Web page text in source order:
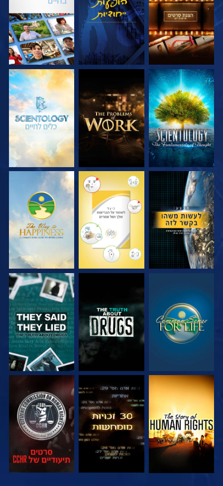
בדוק את הסדרה בדוק את הסדרה בדוק את הסדרה
צפה צפה צפה
צפה צפה צפה
צפה צפה צפה